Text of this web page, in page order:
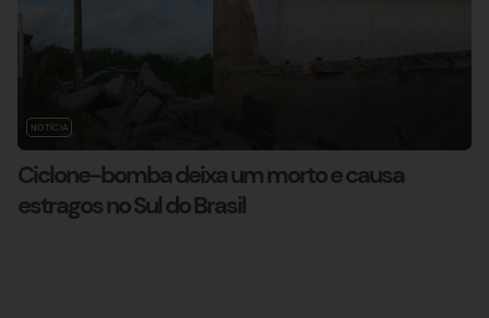
NOTÍCIA
Ciclone-bomba deixa um morto e causa
estragos no Sul do Brasil